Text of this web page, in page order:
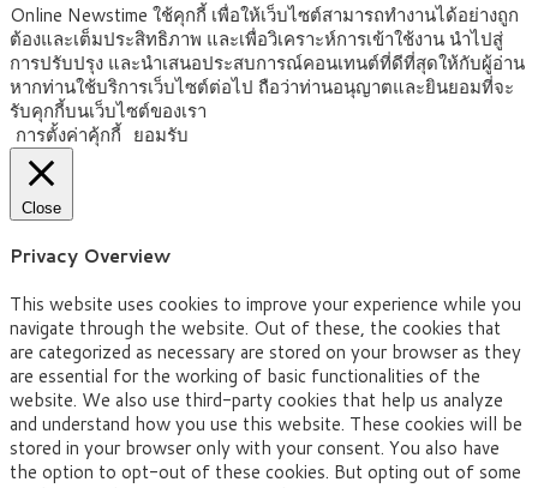
Online Newstime ใช้คุกกี้ เพื่อให้เว็บไซต์สามารถทำงานได้อย่างถูก
ต้องและเต็มประสิทธิภาพ และเพื่อวิเคราะห์การเข้าใช้งาน นำไปสู่
การปรับปรุง และนำเสนอประสบการณ์คอนเทนต์ที่ดีที่สุดให้กับผู้อ่าน
หากท่านใช้บริการเว็บไซต์ต่อไป ถือว่าท่านอนุญาตและยินยอมที่จะ
รับคุกกี้บนเว็บไซต์ของเรา
การตั้งค่าคุ้กกี้ ยอมรับ
Close
Privacy Overview
This website uses cookies to improve your experience while you
navigate through the website. Out of these, the cookies that
are categorized as necessary are stored on your browser as they
are essential for the working of basic functionalities of the
website. We also use third-party cookies that help us analyze
and understand how you use this website. These cookies will be
stored in your browser only with your consent. You also have
the option to opt-out of these cookies. But opting out of some